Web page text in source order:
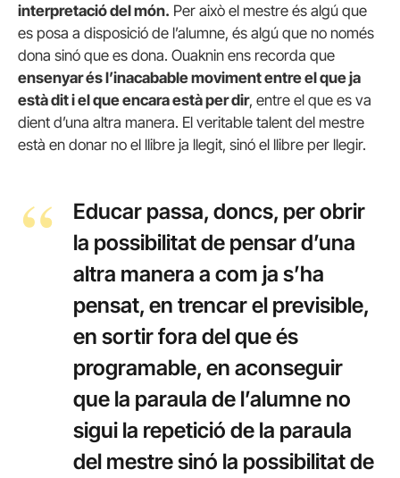
interpretació del món. Per això el mestre és algú que
es posa a disposició de l’alumne, és algú que no només
dona sinó que es dona. Ouaknin ens recorda que
ensenyar és l’inacabable moviment entre el que ja
està dit i el que encara està per dir, entre el que es va
dient d’una altra manera. El veritable talent del mestre
està en donar no el llibre ja llegit, sinó el llibre per llegir.
Educar passa, doncs, per obrir
la possibilitat de pensar d’una
altra manera a com ja s’ha
pensat, en trencar el previsible,
en sortir fora del que és
programable, en aconseguir
que la paraula de l’alumne no
sigui la repetició de la paraula
del mestre sinó la possibilitat de